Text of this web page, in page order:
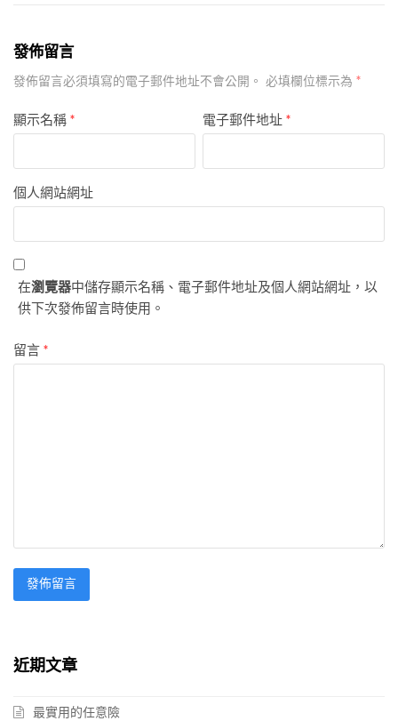
發佈留言
發佈留言必須填寫的電子郵件地址不會公開。 必填欄位標示為 *
顯示名稱 * 電子郵件地址*
個人網站網址
在瀏覽器中儲存顯示名稱、電子郵件地址及個人網站網址，以
供下次發佈留言時使用。
留言 *
近期文章
最實用的任意險